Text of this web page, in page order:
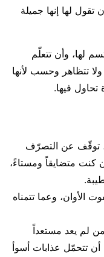
تقول لها إنها جميلة
لها، وأن تتعلّم
تتظاهر وحسب لأنها
فيها.
توقّف عن التصرّف
كنت متضايقاً ومستاءً،
الأوان، وعما تتمناه
لم يعد مستعداً
تتحمّل عذابات أسوأ